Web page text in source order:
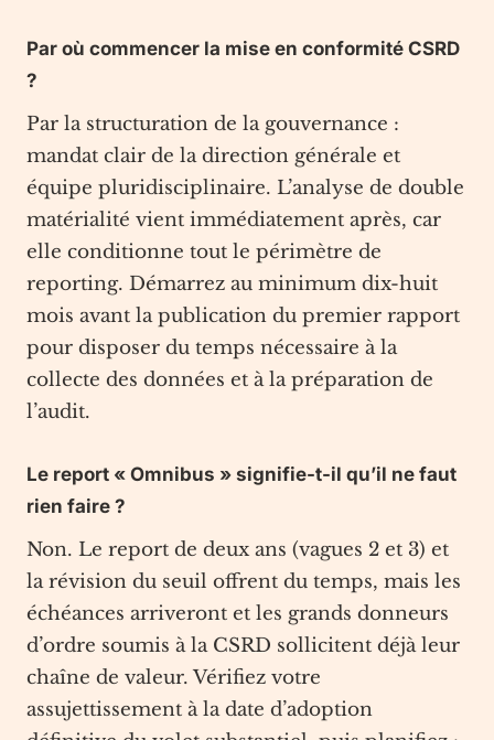
Par où commencer la mise en conformité CSRD
?
Par la structuration de la gouvernance :
mandat clair de la direction générale et
équipe pluridisciplinaire. L’analyse de double
matérialité vient immédiatement après, car
elle conditionne tout le périmètre de
reporting. Démarrez au minimum dix-huit
mois avant la publication du premier rapport
pour disposer du temps nécessaire à la
collecte des données et à la préparation de
l’audit.
Le report « Omnibus » signifie-t-il qu’il ne faut
rien faire ?
Non. Le report de deux ans (vagues 2 et 3) et
la révision du seuil offrent du temps, mais les
échéances arriveront et les grands donneurs
d’ordre soumis à la CSRD sollicitent déjà leur
chaîne de valeur. Vérifiez votre
assujettissement à la date d’adoption